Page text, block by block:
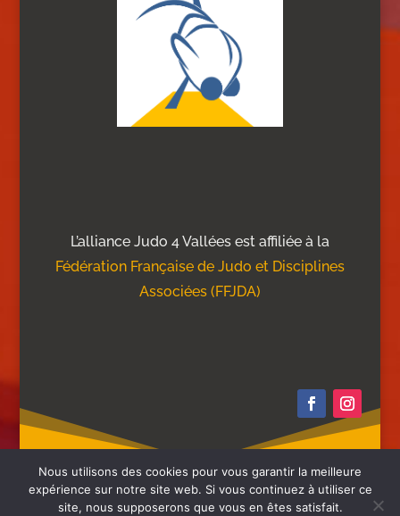
L’alliance Judo 4 Vallées est affiliée à la
Fédération Française de Judo et Disciplines
Associées (FFJDA)
Nous utilisons des cookies pour vous garantir la meilleure
expérience sur notre site web. Si vous continuez à utiliser ce
site, nous supposerons que vous en êtes satisfait.